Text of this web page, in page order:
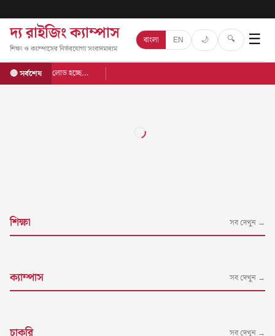
দ্য রাইজিং ক্যাম্পাস
শিক্ষা ও ক্যাম্পাসের নির্ভরযোগ্য সংবাদমাধ্যম
বাংলা EN 🌙 🔍 ☰
🔴 সর্বশেষ লোড হচ্ছে…
শিক্ষা সব দেখুন →
ক্যাম্পাস সব দেখুন →
সব দেখুন →